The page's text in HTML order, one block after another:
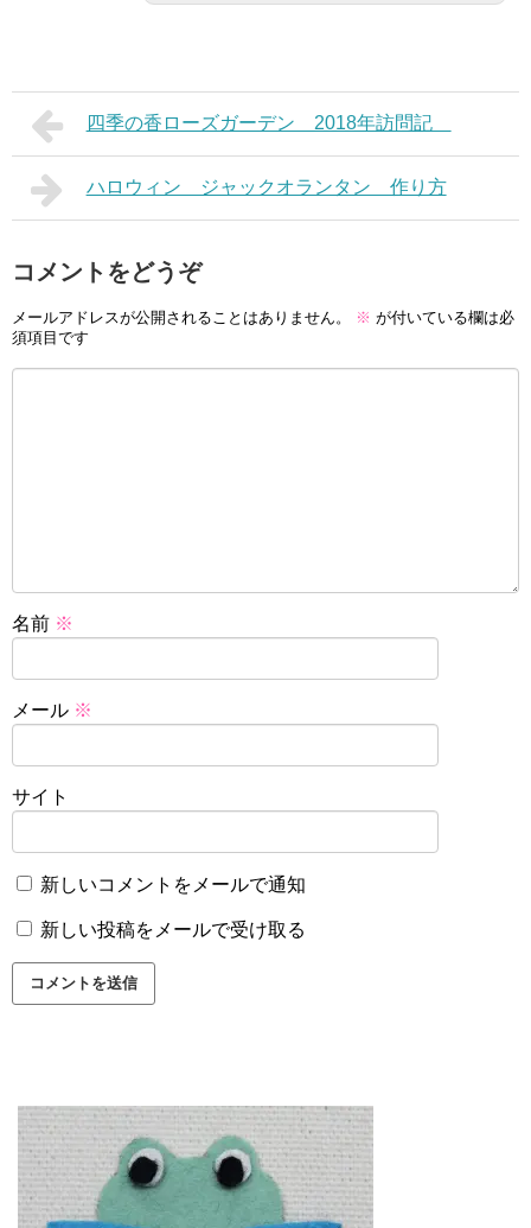
四季の香ローズガーデン 2018年訪問記
ハロウィン ジャックオランタン 作り方
コメントをどうぞ
メールアドレスが公開されることはありません。 ※ が付いている欄は必
須項目です
名前 ※
メール ※
サイト
新しいコメントをメールで通知
新しい投稿をメールで受け取る